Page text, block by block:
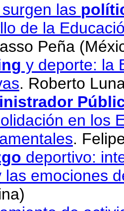
las
de la
Peña
y deporte: la
. Roberto
en los
.
deportivo:
las emociones